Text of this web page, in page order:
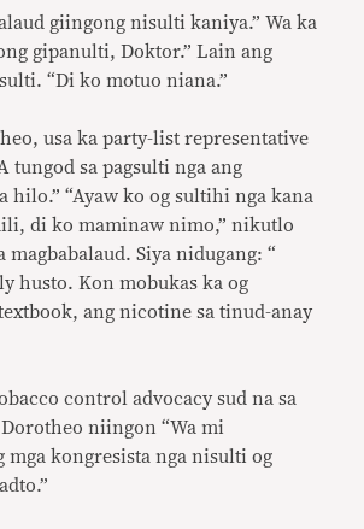
giingong nisulti kaniya.” Wa ka
gipanulti, Doktor.” Lain ang
“Di ko motuo niana.”
usa ka party-list representative
tungod sa pagsulti nga ang
hilo.” “Ayaw ko og sultihi nga kana
di ko maminaw nimo,” nikutlo
magbabalaud. Siya nidugang: “
husto. Kon mobukas ka og
ang nicotine sa tinud-anay
control advocacy sud na sa
niingon “Wa mi
mga kongresista nga nisulti og